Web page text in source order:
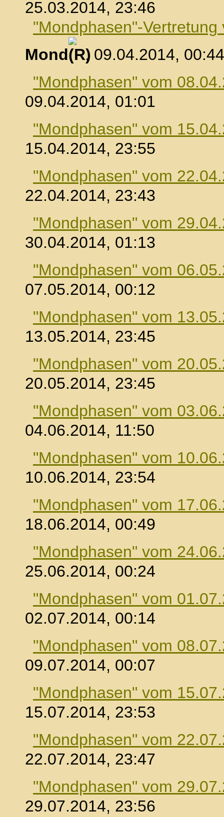
25.03.2014, 23:46
"Mondphasen"-
Mond
, 09.04.2014, 00:44
"Mondphasen" vom
09.04.2014, 01:01
"Mondphasen" vom
15.04.2014, 23:55
"Mondphasen" vom
22.04.2014, 23:43
"Mondphasen" vom
30.04.2014, 01:13
"Mondphasen" vom
07.05.2014, 00:12
"Mondphasen" vom
13.05.2014, 23:45
"Mondphasen" vom
20.05.2014, 23:45
"Mondphasen" vom
04.06.2014, 11:50
"Mondphasen" vom
10.06.2014, 23:54
"Mondphasen" vom
18.06.2014, 00:49
"Mondphasen" vom
25.06.2014, 00:24
"Mondphasen" vom
02.07.2014, 00:14
"Mondphasen" vom
09.07.2014, 00:07
"Mondphasen" vom
15.07.2014, 23:53
"Mondphasen" vom
22.07.2014, 23:47
"Mondphasen" vom
29.07.2014, 23:56